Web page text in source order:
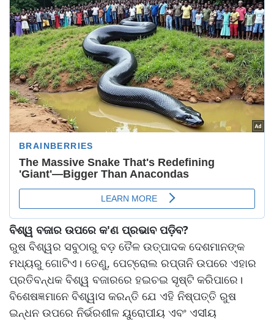
ବିଶ୍ୱ ବଜାର ଉପରେ କ'ଣ ପ୍ରଭାବ ପଡ଼ିବ?
ରୁଷ ବିଶ୍ୱର ସବୁଠାରୁ ବଡ଼ ତୈଳ ଉତ୍ପାଦକ ଦେଶମାନଙ୍କ
ମଧ୍ୟରୁ ଗୋଟିଏ। ତେଣୁ, ପେଟ୍ରୋଲ ରପ୍ତାନି ଉପରେ ଏହାର
ପ୍ରତିବନ୍ଧକ ବିଶ୍ୱ ବଜାରରେ ହଇଚଇ ସୃଷ୍ଟି କରିପାରେ।
ବିଶେଷଜ୍ଞମାନେ ବିଶ୍ୱାସ କରନ୍ତି ଯେ ଏହି ନିଷ୍ପତ୍ତି ରୁଷ
ଇନ୍ଧନ ଉପରେ ନିର୍ଭରଶୀଳ ୟୁରୋପୀୟ ଏବଂ ଏସୀୟ